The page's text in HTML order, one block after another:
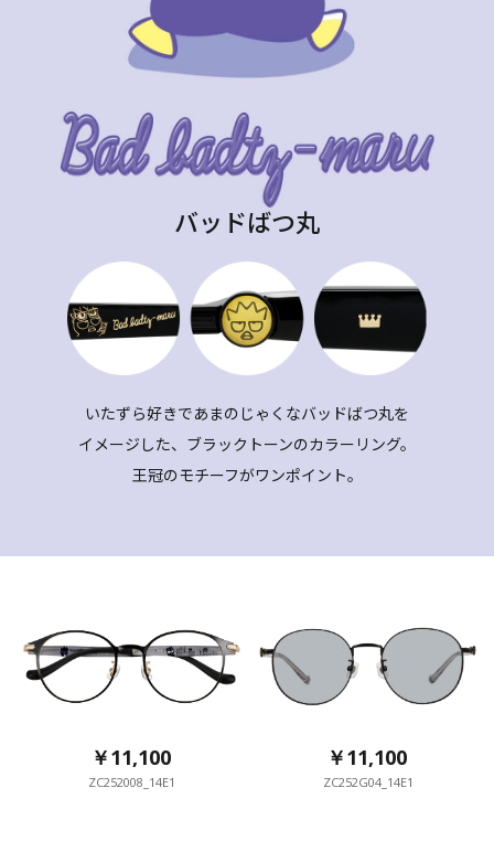
バッドばつ丸
いたずら好きであまのじゃくなバッドばつ丸を
イメージした、ブラックトーンのカラーリング。
王冠のモチーフがワンポイント。
￥11,100
ZC252008_14E1
￥11,100
ZC252G04_14E1